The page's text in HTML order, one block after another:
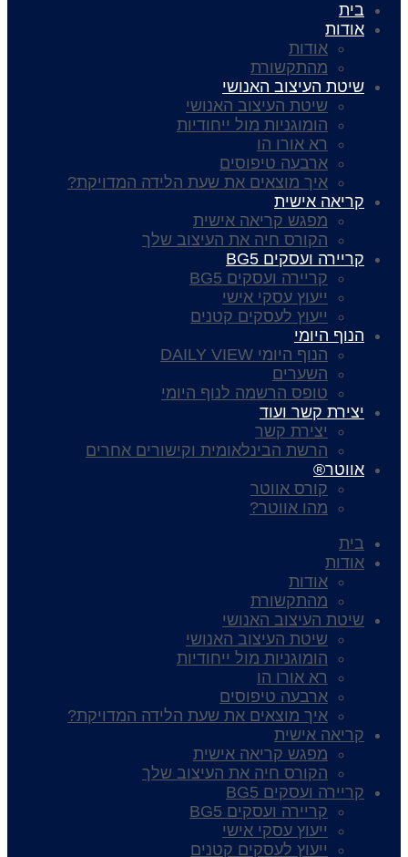
בית
אודות
אודות
מהתקשורת
שיטת העיצוב האנושי
שיטת העיצוב האנושי
הומוגניות מול ייחודיות
רא אורו הו
ארבעה טיפוסים
איך מוצאים את שעת הלידה המדויקת?
קריאה אישית
מפגש קריאה אישית
הקורס חיה את העיצוב שלך
קריירה ועסקים BG5
קריירה ועסקים BG5
ייעוץ עסקי אישי
ייעוץ לעסקים קטנים
הנוף היומי
הנוף היומי DAILY VIEW
השערים
טופס הרשמה לנוף היומי
יצירת קשר ועוד
יצירת קשר
הרשת הבינלאומית וקישורים אחרים
אווטר®
קורס אווטר
מהו אווטר?
בית
אודות
אודות
מהתקשורת
שיטת העיצוב האנושי
שיטת העיצוב האנושי
הומוגניות מול ייחודיות
רא אורו הו
ארבעה טיפוסים
איך מוצאים את שעת הלידה המדויקת?
קריאה אישית
מפגש קריאה אישית
הקורס חיה את העיצוב שלך
קריירה ועסקים BG5
קריירה ועסקים BG5
ייעוץ עסקי אישי
ייעוץ לעסקים קטנים